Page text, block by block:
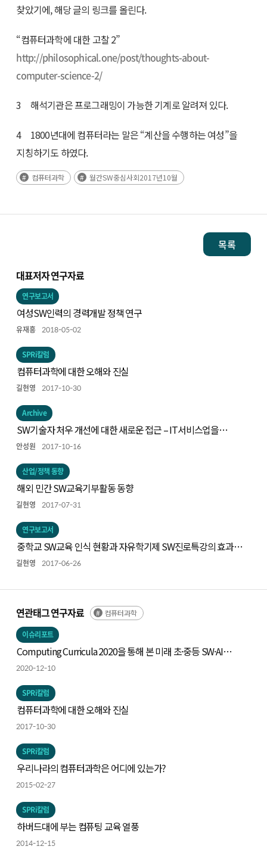
찾았기에, 해당 글의 링크를 올린다.
“컴퓨터과학에 대한 고찰 2”
http://philosophical.one/post/thoughts-about-
computer-science-2/
3 해석기관은 프로그래밍이 가능한 기계로 알려져 있다.
4 1800년대에 컴퓨터라는 말은 “계산을 수행하는 여성”을
지칭하기도 하였다.
컴퓨터과학 월간SW중심사회2017년10월
목록
대표저자 연구자료
연구보고서
여성SW인력의 경력개발 정책 연구
유재흥 2018-05-02
SPRi칼럼
컴퓨터과학에 대한 오해와 진실
길현영 2017-10-30
Archive
SW기술자 처우 개선에 대한 새로운 접근 – IT서비스업을
중심으로
안성원 2017-10-16
산업/정책 동향
해외 민간 SW교육기부활동 동향
길현영 2017-07-31
연구보고서
중학교 SW교육 인식 현황과 자유학기제 SW진로특강의 효과성
연구
길현영 2017-06-26
연관태그 연구자료 컴퓨터과학
이슈리포트
Computing Curricula 2020을 통해 본 미래 초·중등 SW·AI
교육의 방향
2020-12-10
SPRi칼럼
컴퓨터과학에 대한 오해와 진실
2017-10-30
SPRi칼럼
우리나라의 컴퓨터과학은 어디에 있는가?
2015-02-27
SPRi칼럼
하버드대에 부는 컴퓨팅 교육 열풍
2014-12-15